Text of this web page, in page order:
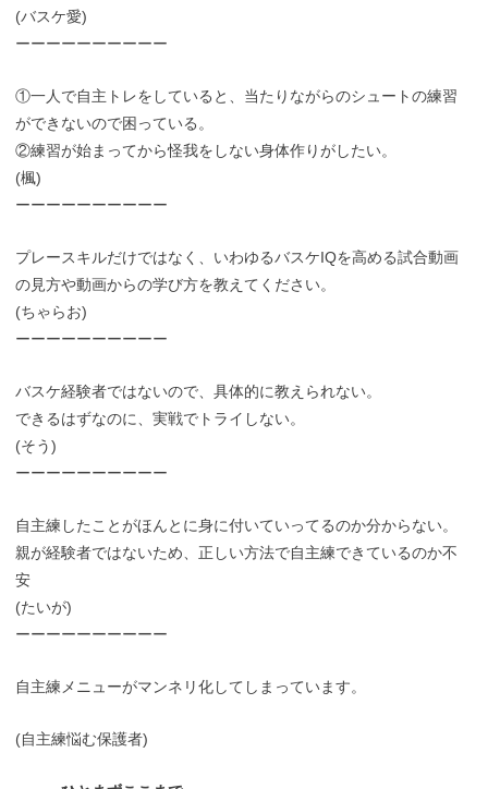
(バスケ愛)
ーーーーーーーーーー
①一人で自主トレをしていると、当たりながらのシュートの練習
ができないので困っている。
②練習が始まってから怪我をしない身体作りがしたい。
(楓)
ーーーーーーーーーー
プレースキルだけではなく、いわゆるバスケIQを高める試合動画
の見方や動画からの学び方を教えてください。
(ちゃらお)
ーーーーーーーーーー
バスケ経験者ではないので、具体的に教えられない。
できるはずなのに、実戦でトライしない。
(そう)
ーーーーーーーーーー
自主練したことがほんとに身に付いていってるのか分からない。
親が経験者ではないため、正しい方法で自主練できているのか不
安
(たいが)
ーーーーーーーーーー
自主練メニューがマンネリ化してしまっています。
(自主練悩む保護者)